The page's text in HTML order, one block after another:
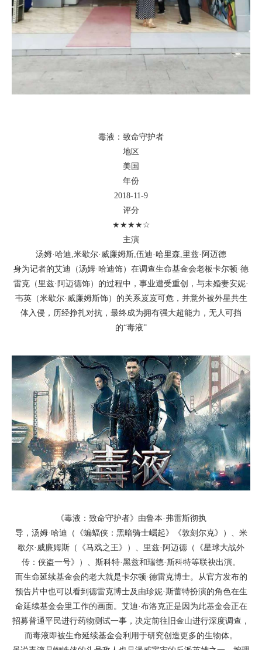
毒液：致命守护者
地区
美国
年份
2018-11-9
评分
★★★★☆
主演
汤姆·哈迪,米歇尔·威廉姆斯,伍迪·哈里森,里兹·阿迈德
身为记者的艾迪（汤姆·哈迪饰）在调查生命基金会老板卡尔顿·德
雷克（里兹·阿迈德饰）的过程中，事业遭受重创，与未婚妻安妮·
韦英（米歇尔·威廉姆斯饰）的关系岌岌可危，并意外被外星共生
体入侵，历经挣扎对抗，最终成为拥有强大超能力，无人可挡
的“毒液”
《毒液：致命守护者》由鲁本·弗雷斯彻执
导，汤姆·哈迪（《蝙蝠侠：黑暗骑士崛起》《敦刻尔克》）、米
歇尔·威廉姆斯（《马戏之王》）、里兹·阿迈德（《星球大战外
传：侠盗一号》）、斯科特·黑兹和瑞德·斯科特等联袂出演。
而生命延续基金会的老大就是卡尔顿·德雷克博士。从官方发布的
预告片中也可以看到德雷克博士及由珍妮·斯蕾特扮演的角色在生
命延续基金会里工作的画面。艾迪·布洛克正是因为此基金会正在
招募普通平民进行药物测试一事，决定前往旧金山进行深度调查，
而毒液即被生命延续基金会利用于研究创造更多的生物体。